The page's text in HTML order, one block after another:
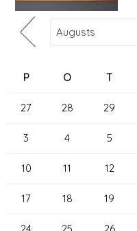
P O T
27 28 29
3 4 5
10 11 12
17 18 19